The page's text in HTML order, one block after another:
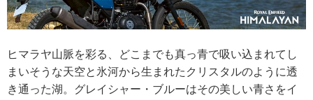
ヒマラヤ山脈を彩る、どこまでも真っ青で吸い込まれてし
まいそうな天空と氷河から生まれたクリスタルのように透
き通った湖。グレイシャー・ブルーはその美しい青さをイ